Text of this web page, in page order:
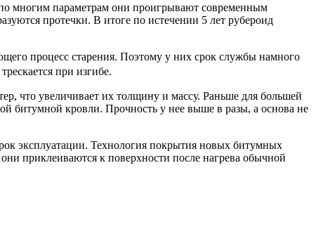
многим параметрам они проигрывают современным
протечки. В итоге по истечении 5 лет рубероид
процесс старения. Поэтому у них срок службы намного
при изгибе.
что увеличивает их толщину и массу. Раньше для большей
битумной кровли. Прочность у нее выше в разы, а основа не
эксплуатации. Технология покрытия новых битумных
приклеиваются к поверхности после нагрева обычной